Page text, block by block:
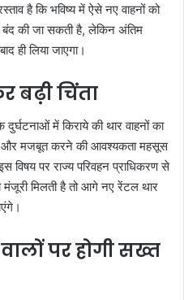
है कि भविष्य में ऐसे नए वाहनों को
बंद की जा सकती है, लेकिन अंतिम
ही लिया जाएगा।
बढ़ी चिंता
में किराये की थार वाहनों का
और मजबूत करने की आवश्यकता महसूस
विषय पर राज्य परिवहन प्राधिकरण से
मंजूरी मिलती है तो आगे नए रेंटल थार
पर होगी सख्त